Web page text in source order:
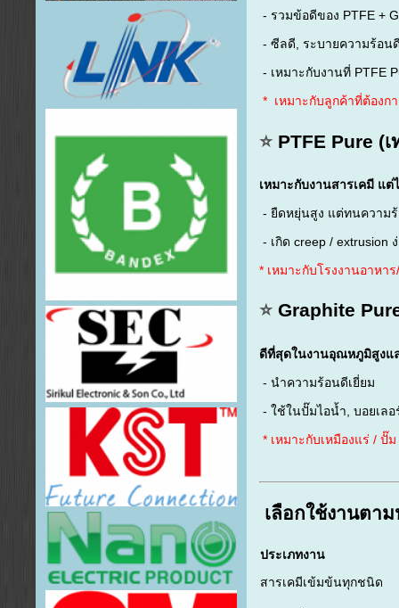
- รวมข้อดีของ PTFE +
- ซีลดี, ระบายความร้อน
- เหมาะกับงานที่ PTFE
* เหมาะกับลูกค้าที่ต้องก
⭐ PTFE Pure (
เหมาะกับงานสารเคมี แ
- ยืดหยุ่นสูง แต่ทนความ
- เกิด creep / extrusion
* เหมาะกับโรงงานอาหา
⭐ Graphite
ดีที่สุดในงานอุณหภูมิสูงแ
- นำความร้อนดีเยี่ยม
- ใช้ในปั๊มไอน้ำ, บอยเลอ
* เหมาะกับเหมืองแร่ / ปั๊
เลือกใช้งานตา
ประเภทงาน
สารเคมีเข้มข้นทุกชนิด